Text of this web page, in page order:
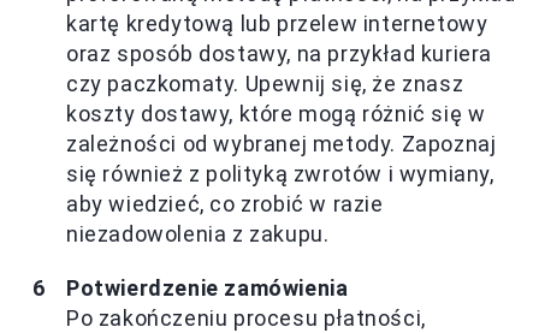
kartę kredytową lub przelew internetowy
oraz sposób dostawy, na przykład kuriera
czy paczkomaty. Upewnij się, że znasz
koszty dostawy, które mogą różnić się w
zależności od wybranej metody. Zapoznaj
się również z polityką zwrotów i wymiany,
aby wiedzieć, co zrobić w razie
niezadowolenia z zakupu.
Potwierdzenie zamówienia
Po zakończeniu procesu płatności,